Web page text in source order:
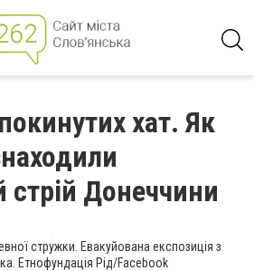
хат. Як
стрій Донеччини
стружки. Евакуйована експозиція з
Етнофундація Рід/Facebook